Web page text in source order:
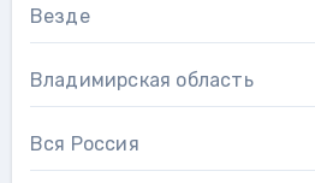
Везде
Владимирская область
Вся Россия